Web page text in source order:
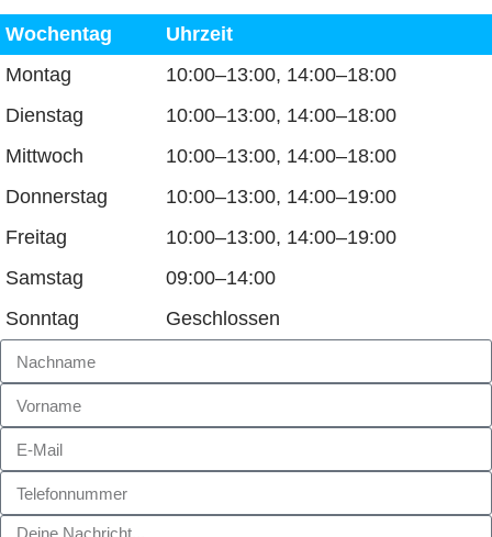
Wochentag
Uhrzeit
Montag
10:00–13:00, 14:00–18:00
Dienstag
10:00–13:00, 14:00–18:00
Mittwoch
10:00–13:00, 14:00–18:00
Donnerstag
10:00–13:00, 14:00–19:00
Freitag
10:00–13:00, 14:00–19:00
Samstag
09:00–14:00
Sonntag
Geschlossen